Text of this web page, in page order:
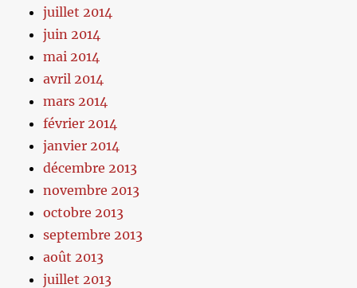
juillet 2014
juin 2014
mai 2014
avril 2014
mars 2014
février 2014
janvier 2014
décembre 2013
novembre 2013
octobre 2013
septembre 2013
août 2013
juillet 2013